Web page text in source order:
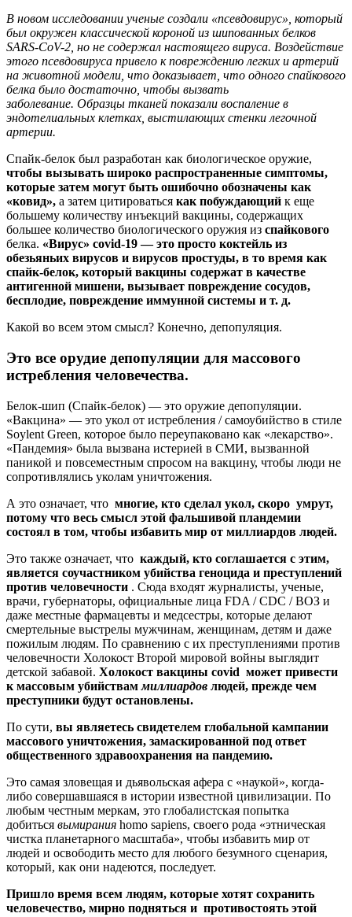
В новом исследовании ученые создали «псевдовирус», который
был окружен классической короной из шипованных белков
SARS-CoV-2, но не содержал настоящего вируса. Воздействие
этого псевдовируса привело к повреждению легких и артерий
на животной модели, что доказывает, что одного спайкового
белка было достаточно, чтобы вызвать
заболевание. Образцы тканей показали воспаление в
эндотелиальных клетках, выстилающих стенки легочной
артерии.
Спайк-белок был разработан как биологическое оружие,
чтобы вызывать широко распространенные симптомы,
которые затем могут быть ошибочно обозначены как
«ковид», а затем цитироваться как побуждающий к еще
большему количеству инъекций вакцины, содержащих
большее количество биологического оружия из спайкового
белка. «Вирус» covid-19 — это просто коктейль из
обезьяньих вирусов и вирусов простуды, в то время как
спайк-белок, который вакцины содержат в качестве
антигенной мишени, вызывает повреждение сосудов,
бесплодие, повреждение иммунной системы и т. д.
Какой во всем этом смысл? Конечно, депопуляция.
Это все орудие депопуляции для массового
истребления человечества.
Белок-шип (Спайк-белок) — это оружие депопуляции.
«Вакцина» — это укол от истребления / самоубийство в стиле
Soylent Green, которое было переупаковано как «лекарство».
«Пандемия» была вызвана истерией в СМИ, вызванной
паникой и повсеместным спросом на вакцину, чтобы люди не
сопротивлялись уколам уничтожения.
А это означает, что многие, кто сделал укол, скоро умрут,
потому что весь смысл этой фальшивой пландемии
состоял в том, чтобы избавить мир от миллиардов людей.
Это также означает, что каждый, кто соглашается с этим,
является соучастником убийства геноцида и преступлений
против человечности . Сюда входят журналисты, ученые,
врачи, губернаторы, официальные лица FDA / CDC / ВОЗ и
даже местные фармацевты и медсестры, которые делают
смертельные выстрелы мужчинам, женщинам, детям и даже
пожилым людям. По сравнению с их преступлениями против
человечности Холокост Второй мировой войны выглядит
детской забавой. Холокост вакцины covid может привести
к массовым убийстваммиллиардов людей, прежде чем
преступники будут остановлены.
По сути, вы являетесь свидетелем глобальной кампании
массового уничтожения, замаскированной под ответ
общественного здравоохранения на пандемию.
Это самая зловещая и дьявольская афера с «наукой», когда-
либо совершавшаяся в истории известной цивилизации. По
любым честным меркам, это глобалистская попытка
добиться вымирания homo sapiens, своего рода «этническая
чистка планетарного масштаба», чтобы избавить мир от
людей и освободить место для любого безумного сценария,
который, как они надеются, последует.
Пришло время всем людям, которые хотят сохранить
человечество, мирно подняться и противостоять этой